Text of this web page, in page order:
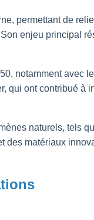
permettant de
enjeu principal
notamment
ont contribué
naturels, tels
des matériaux